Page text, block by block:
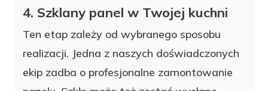
4. Szklany panel w Twojej kuchni
Ten etap zależy od wybranego sposobu
realizacji. Jedna z naszych doświadczonych
ekip zadba o profesjonalne zamontowanie